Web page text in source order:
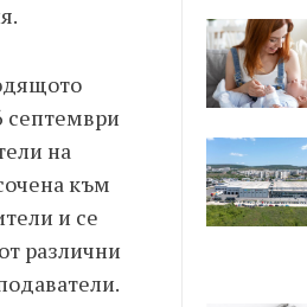
септември
на
към
и се
различни